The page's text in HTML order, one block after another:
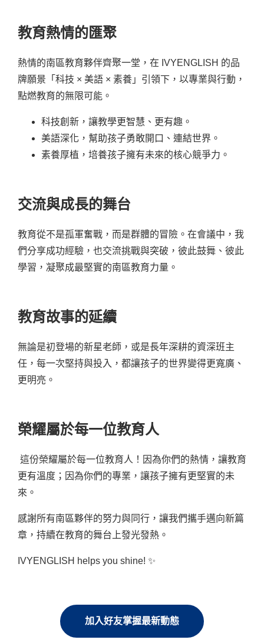
教育熱情的匯聚
熱情的南區教育夥伴齊聚一堂，在 IVYENGLISH 的品
牌願景「科技 × 美語 × 素養」引領下，以專業與行動，
點燃教育的無限可能。
科技創新，讓教學更智慧、更有趣。
美語深化，幫助孩子勇敢開口、連結世界。
素養厚植，培養孩子擁有未來的核心競爭力。
交流與成長的舞台
教育從不是孤軍奮戰，而是群體的冒險。在會議中，我
們分享成功經驗，也交流挑戰與突破，彼此鼓舞、彼此
學習，凝聚成最堅實的南區教育力量。
教育故事的延續
無論是初登場的新星老師，或是長年深耕的資深班主
任，每一次堅持與投入，都讓孩子的世界變得更寬廣、
更明亮。
榮耀屬於每一位教育人
這份榮耀屬於每一位教育人！因為你們的熱情，讓教育
更有溫度；因為你們的專業，讓孩子擁有更堅實的未
來。
感謝所有南區夥伴的努力與同行，讓我們攜手邁向新篇
章，持續在教育的舞台上發光發熱。
IVYENGLISH helps you shine! ✨
加入好友掌握最新動態